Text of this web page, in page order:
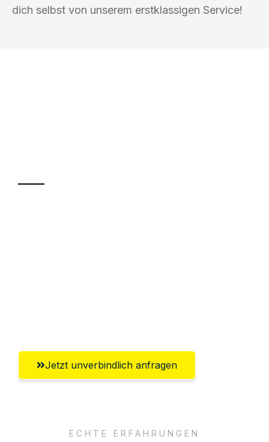
dich selbst von unserem erstklassigen Service!
Jetzt unverbindlich anfragen
ECHTE ERFAHRUNGEN